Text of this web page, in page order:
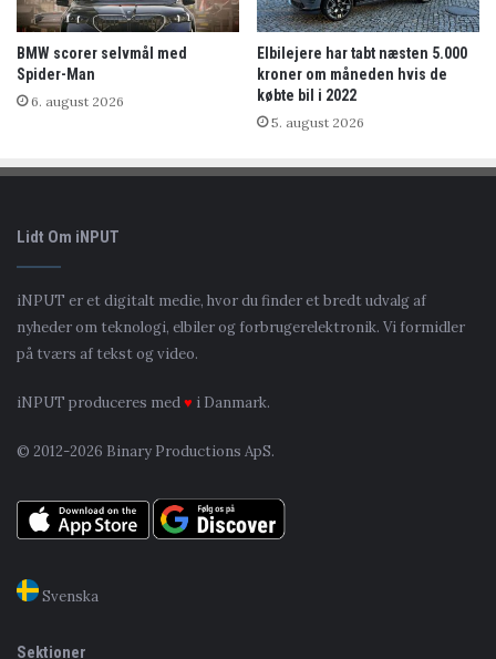
BMW scorer selvmål med
Spider-Man
6. august 2026
Elbilejere har tabt næsten 5.000
kroner om måneden hvis de
købte bil i 2022
5. august 2026
Lidt Om iNPUT
iNPUT er et digitalt medie, hvor du finder et bredt udvalg af
nyheder om teknologi, elbiler og forbrugerelektronik. Vi formidler
på tværs af tekst og video.
iNPUT produceres med♥ i Danmark.
© 2012-2026 Binary Productions ApS.
Svenska
Sektioner